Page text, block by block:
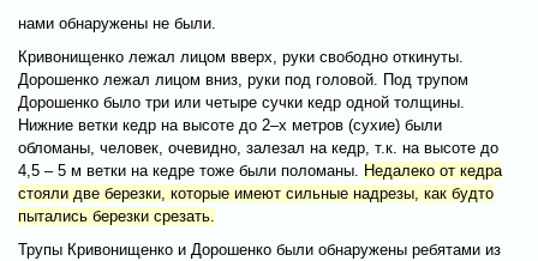
нами обнаружены не были.
Кривонищенко лежал лицом вверх, руки свободно откинуты.
Дорошенко лежал лицом вниз, руки под головой. Под трупом
Дорошенко было три или четыре сучки кедр одной толщины.
Нижние ветки кедр на высоте до 2–х метров (сухие) были
обломаны, человек, очевидно, залезал на кедр, т.к. на высоте до
4,5 – 5 м ветки на кедре тоже были поломаны.
Недалеко от кедра
стояли две березки, которые имеют сильные надрезы, как будто
пытались березки срезать.
Трупы Кривонищенко и Дорошенко были обнаружены ребятами из